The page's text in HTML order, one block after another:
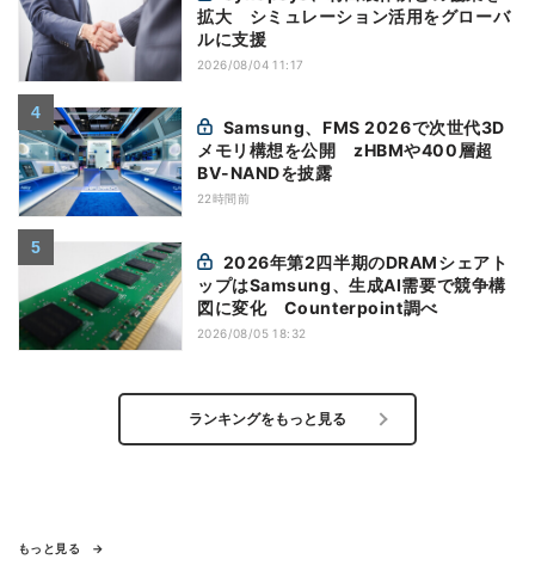
拡大 シミュレーション活用をグローバ
ルに支援
2026/08/04 11:17
メモリ構想を公開 zHBMや400層超
BV-NANDを披露
22時間前
ップはSamsung、生成AI需要で競争構
図に変化 Counterpoint調べ
2026/08/05 18:32
ランキングをもっと見る
もっと見る